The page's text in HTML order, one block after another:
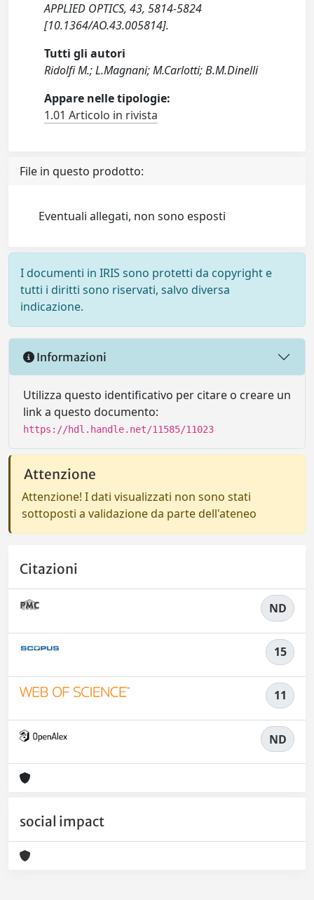
APPLIED OPTICS, 43, 5814-5824
[10.1364/AO.43.005814].
Tutti gli autori
Ridolfi M.; L.Magnani; M.Carlotti; B.M.Dinelli
Appare nelle tipologie:
1.01 Articolo in rivista
File in questo prodotto:
Eventuali allegati, non sono esposti
I documenti in IRIS sono protetti da copyright e
tutti i diritti sono riservati, salvo diversa
indicazione.
Informazioni
Utilizza questo identificativo per citare o creare un
link a questo documento:
https://hdl.handle.net/11585/11023
Attenzione
Attenzione! I dati visualizzati non sono stati
sottoposti a validazione da parte dell'ateneo
Citazioni
ND
15
11
ND
social impact